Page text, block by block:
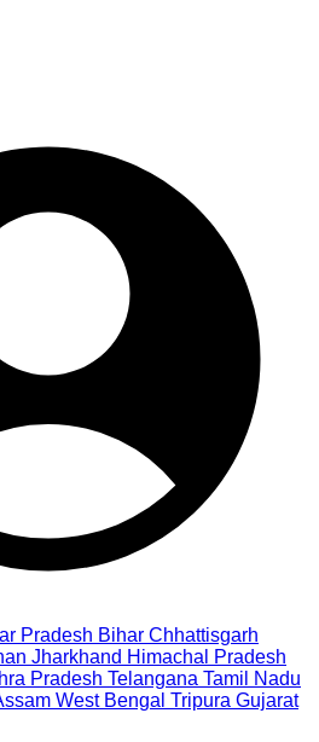
Pradesh Bihar Chhattisgarh
Jharkhand Himachal Pradesh
Pradesh Telangana Tamil Nadu
West Bengal Tripura Gujarat